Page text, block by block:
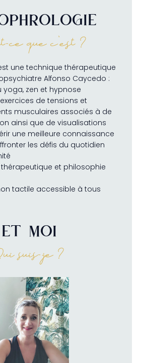
ce que c'est ?
une technique thérapeutique
Alfonso Caycedo :
yoga, zen et hypnose
de tensions et
musculaires associés à de
ainsi que de visualisations
une meilleure connaissance
les défis du quotidien
et philosophie
tactile accessible à tous
ET MOI
suis-je ?